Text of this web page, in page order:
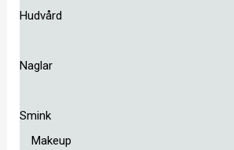
Hudvård
Naglar
Smink
Makeup